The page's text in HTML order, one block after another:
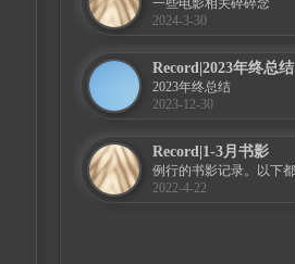
一些电影相关碎碎念
2024-3-30
Record|2023年终总结
2023年终总结
2023-12-30
Record|1-3月书影
2022-4-22